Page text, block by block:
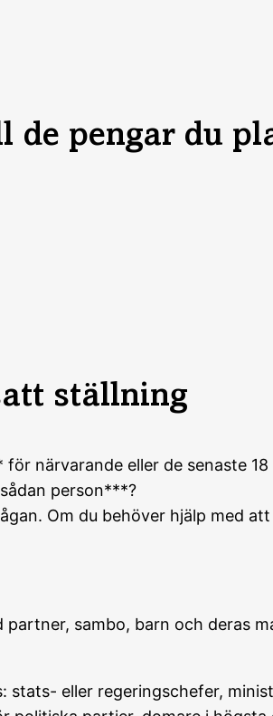
pengar du
ställning
för närvarande eller de senaste
person***?
Om du behöver hjälp med
partner, sambo, barn och deras
eller regeringschefer,